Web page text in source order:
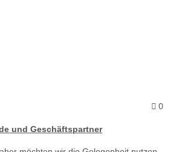
0
und Geschäftspartner